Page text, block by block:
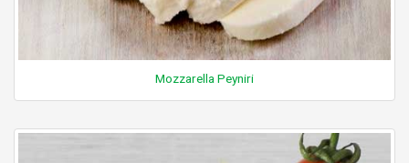
Mozzarella Peyniri